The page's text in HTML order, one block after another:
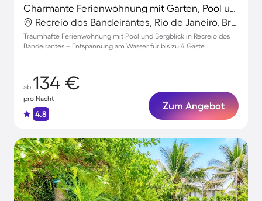
Charmante Ferienwohnung mit Garten, Pool und Sauna | Bergblick | Neben dem Strand
Recreio dos Bandeirantes, Rio de Janeiro, Brasilien
Traumhafte Ferienwohnung mit Pool und Bergblick in Recreio dos
Bandeirantes – Entspannung am Wasser für bis zu 4 Gäste
ab 134 €
pro Nacht
4.8
Zum Angebot